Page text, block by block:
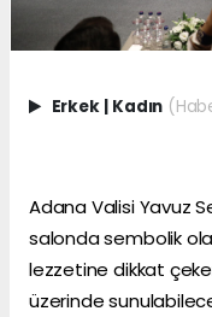
Erkek | Kadın
Adana Valisi Yavuz
salonda sembolik
lezzetine dikkat
üzerinde